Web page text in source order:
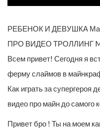
РЕБЕНОК И ДЕВУШКА
ПРО ВИДЕО ТРОЛЛИНГ
Всем привет! Сегодня я
ферму слаймов в
Как играть за супергероя
видео про майн до самого
Привет бро ! Ты на моем